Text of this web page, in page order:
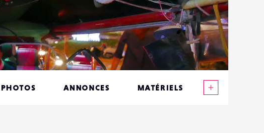
PHOTOS ANNONCES MATÉRIELS